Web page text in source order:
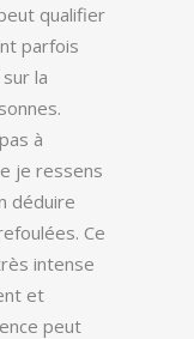
qualifier
parfois
la
à
je ressens
déduire
Ce
intense
et
peut